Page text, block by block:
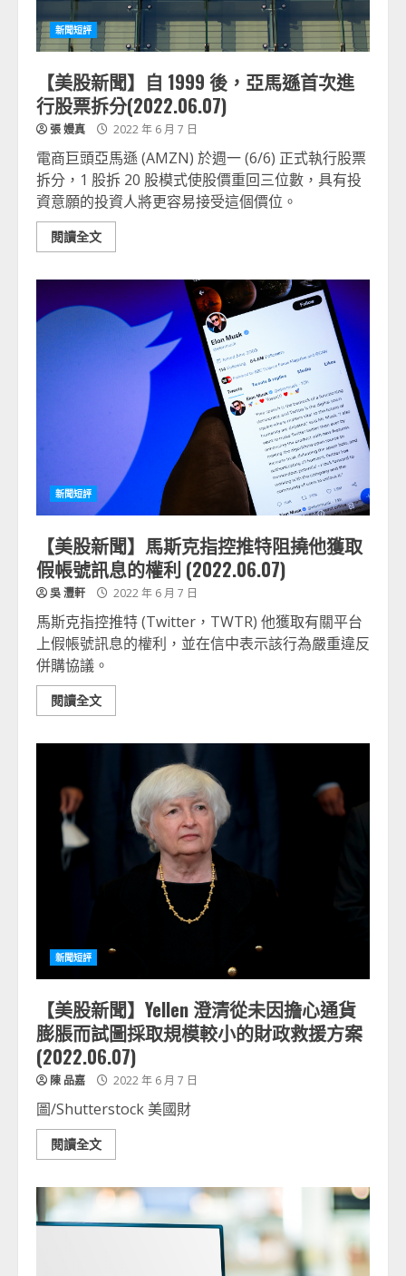
新聞短評
【美股新聞】自 1999 後，亞馬遜首次進
行股票拆分(2022.06.07)
張 嫚真 2022 年 6 月 7 日
電商巨頭亞馬遜 (AMZN) 於週一 (6/6) 正式執行股票
拆分，1 股拆 20 股模式使股價重回三位數，具有投
資意願的投資人將更容易接受這個價位。
閱讀全文
新聞短評
【美股新聞】馬斯克指控推特阻撓他獲取
假帳號訊息的權利 (2022.06.07)
吳 灃軒 2022 年 6 月 7 日
馬斯克指控推特 (Twitter，TWTR) 他獲取有關平台
上假帳號訊息的權利，並在信中表示該行為嚴重違反
併購協議。
閱讀全文
新聞短評
【美股新聞】Yellen 澄清從未因擔心通貨
膨脹而試圖採取規模較小的財政救援方案
(2022.06.07)
陳 品嘉 2022 年 6 月 7 日
圖/Shutterstock 美國財
閱讀全文